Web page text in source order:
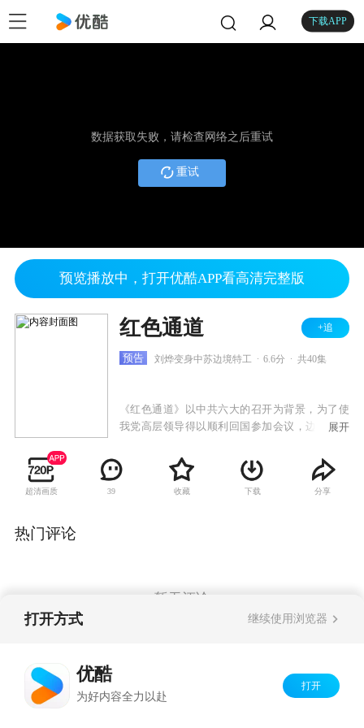
下载APP
数据获取失败，请检查网络之后重试
重试
预览播放中，打开优酷APP看高清完整版
红色通道 +追
预告 刘烨变身中苏边境特工 6.6分 共40集
《红色通道》以中共六大的召开为背景，为了使
我党高层领导得以顺利回国参加会议，边境地下
一条红色通道，从而保证了会议的正常召开。剧
中刘烨饰演了一位共产党的超级特工，为了帮助
共产党高层领导顺利回国，他带领地下党员们与
展开
超清画质 39 收藏 下载 分享
热门评论
暂无评论
打开方式 继续使用浏览器
优酷
为好内容全力以赴
打开